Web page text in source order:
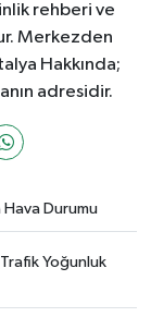
rehberi ve
Merkezden
Hakkında;
adresidir.
Durumu
Yoğunluk